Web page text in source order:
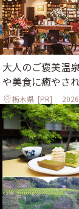
大人のご褒美温
や美食に癒やさ
栃木県 [PR]